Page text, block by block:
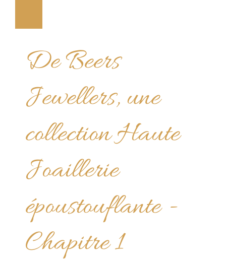
De Beers
Jewellers, une
collection Haute
Joaillerie
époustouflante -
Chapitre 1